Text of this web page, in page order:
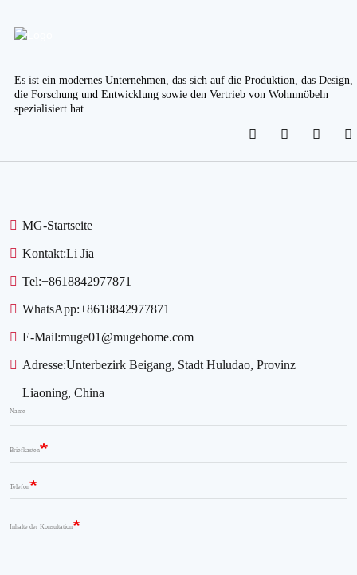
Es ist ein modernes Unternehmen, das sich auf die Produktion, das Design,
die Forschung und Entwicklung sowie den Vertrieb von Wohnmöbeln
spezialisiert hat.
.
MG-Startseite
Kontakt:Li Jia
Tel:+8618842977871
WhatsApp:+8618842977871
E-Mail:muge01@mugehome.com
Adresse:Unterbezirk Beigang, Stadt Huludao, Provinz
Liaoning, China
Name
Briefkasten
Telefon
Inhalte der Konsultation